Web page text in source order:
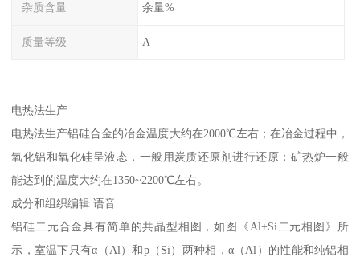
杂质含量 余量%
质量等级 A
电热法生产
电热法生产铝硅合金的冶金温度大约在2000℃左右；在冶金过程中，
氧化铝和氧化硅呈液态，一般用炭质还原剂进行还原；矿热炉一般
能达到的温度大约在1350~2200℃左右。
成分和组织编辑 语音
铝硅二元合金具有简单的共晶型相图，如图《Al+Si二元相图》所
示，室温下只有α（Al）和p（Si）两种相，α（Al）的性能和纯铝相